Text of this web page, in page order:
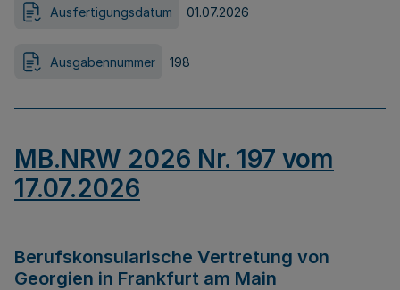
Ausfertigungsdatum 01.07.2026
Ausgabennummer 198
MB.NRW 2026 Nr. 197 vom
17.07.2026
Berufskonsularische Vertretung von
Georgien in Frankfurt am Main